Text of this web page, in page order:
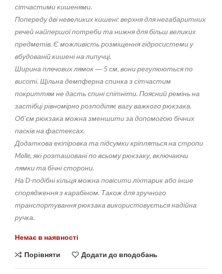
сітчастими кишенями.
Попереду дві невеликих кишені: верхня для негабаритних
речей найпершої потреби та нижня для більш великих
предметів. Є можливість розміщення гідросистеми у
вбудованій кишені на липучці.
Ширина плечових лямок ― 5 см, вони регулюються по
висоті. Щільна демпферна спинка з сітчастим
покриттям не дасть спині спітніти. Поясний ремінь на
застібці рівномірно розподіляє вагу важкого рюкзака.
Об’єм рюкзака можна зменшити за допомогою бічних
пасків на фастексах.
Додаткова екіпіровка та підсумки кріпляться на стропи
Molle, які розташовані по всьому рюкзаку, включаючи
лямки та бічні сторони.
На D-подібні кільця можна повісити ліхтарик або інше
спорядження з карабіном. Також для зручного
транспортування рюкзака використовується надійна
ручка.
Немає в наявності
Порівняти Додати до вподобань